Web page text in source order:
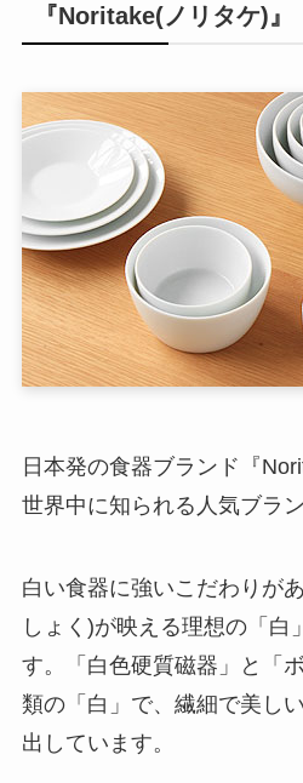
『Noritake(ノリタケ)』
日本発の食器ブランド『
世界中に知られる人気ブラン
白い食器に強いこだわりが
しょく)が映える理想の「白
す。「白色硬質磁器」と「
類の「白」で、繊細で美し
出しています。